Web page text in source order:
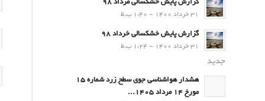
گزارش پایش خشکسالی مرداد 98
31 خرداد 1400 - 1:40 ب.ظ
گزارش پایش خشکسالی خرداد 98
31 خرداد 1400 - 1:24 ب.ظ
جدید
هشدار هواشناسی جوی سطح زرد شماره 15
مورخ 14 مرداد 1405...